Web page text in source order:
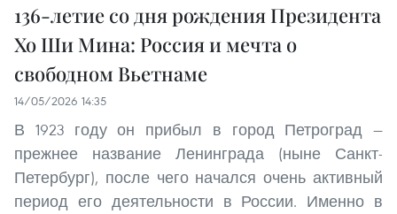
136-летие со дня рождения Президента
Хо Ши Мина: Россия и мечта о
свободном Вьетнаме
14/05/2026 14:35
В 1923 году он прибыл в город Петроград —
прежнее название Ленинграда (ныне Санкт-
Петербург), после чего начался очень активный
период его деятельности в России. Именно в